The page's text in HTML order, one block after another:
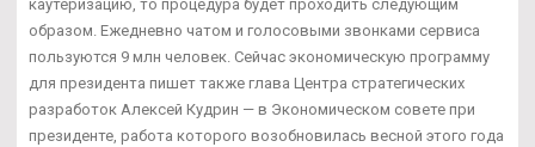
каутеризацию, то процедура будет проходить следующим
образом. Ежедневно чатом и голосовыми звонками сервиса
пользуются 9 млн человек. Сейчас экономическую программу
для президента пишет также глава Центра стратегических
разработок Алексей Кудрин — в Экономическом совете при
президенте, работа которого возобновилась весной этого года